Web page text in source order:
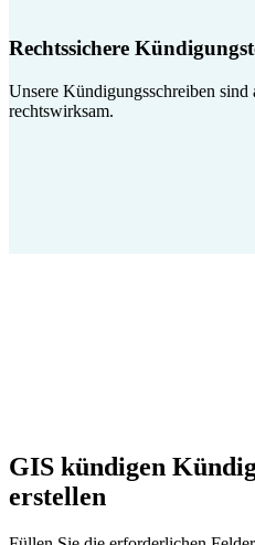
Rechtssichere
Unsere Kündigungsschreiben
rechtswirksam.
GIS kündigen
erstellen